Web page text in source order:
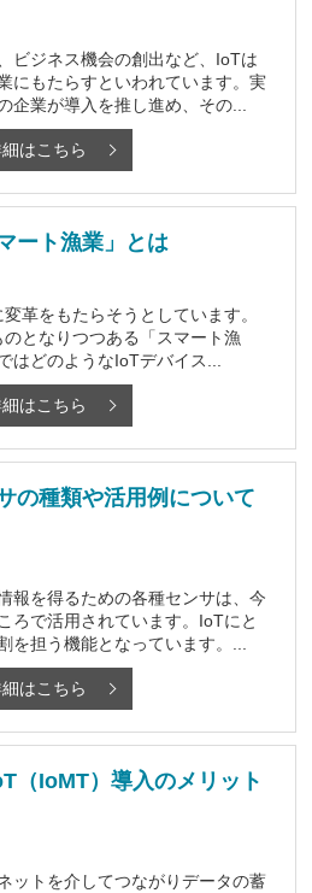
ビジネス機会の創出など、IoTは
にもたらすといわれています。実
企業が導入を推し進め、その...
はこちら
ート漁業」とは
革をもたらそうとしています。
となりつつある「スマート漁
はどのようなIoTデバイス...
はこちら
の種類や活用例について
報を得るための各種センサは、今
ろで活用されています。IoTにと
を担う機能となっています。...
はこちら
（IoMT）導入のメリット
ットを介してつながりデータの蓄